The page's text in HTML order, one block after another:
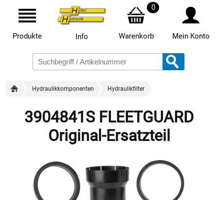
Produkte Info
0
Warenkorb Mein Konto
Hydraulikkomponenten Hydraulikfilter
3904841S FLEETGUARD
Original-Ersatzteil